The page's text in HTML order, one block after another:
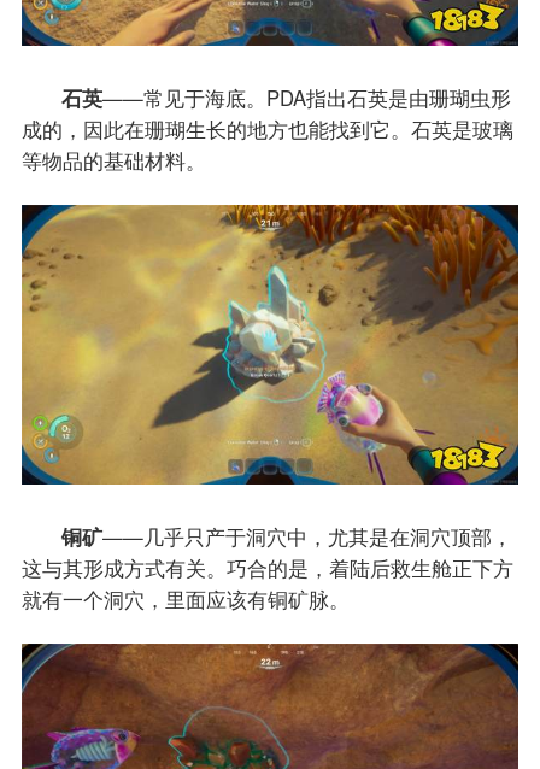
石英——常见于海底。PDA指出石英是由珊瑚虫形
成的，因此在珊瑚生长的地方也能找到它。石英是玻璃
等物品的基础材料。
铜矿——几乎只产于洞穴中，尤其是在洞穴顶部，
这与其形成方式有关。巧合的是，着陆后救生舱正下方
就有一个洞穴，里面应该有铜矿脉。